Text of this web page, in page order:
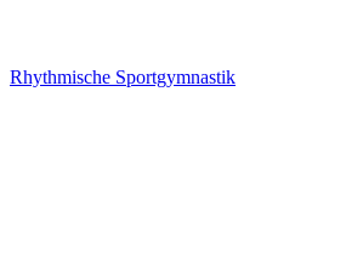
Rhythmische Sportgymnastik